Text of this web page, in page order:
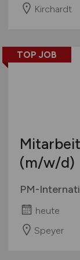
Kirchardt
TOP JOB
(m/w/d)
PM-
heute
Speyer